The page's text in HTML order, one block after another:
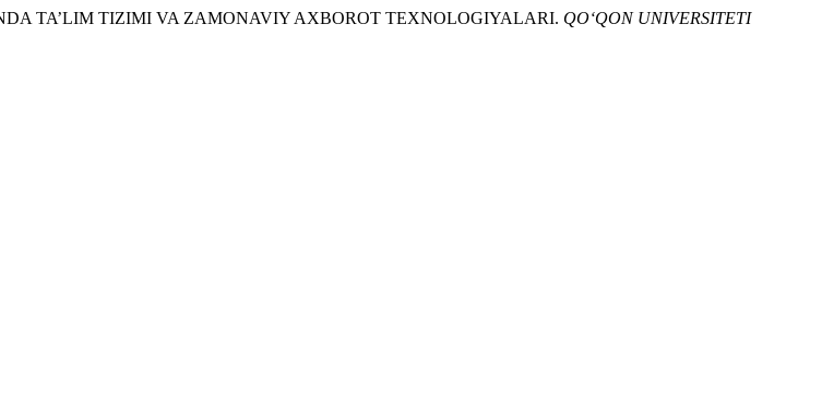
TA’LIM TIZIMI VA ZAMONAVIY AXBOROT TEXNOLOGIYALARI. QO‘QON UNIVERSITETI